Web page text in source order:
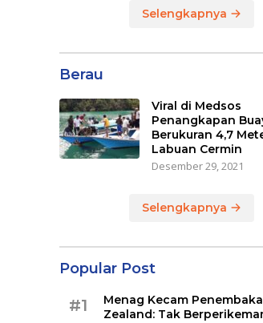
Selengkapnya
Berau
Viral di Medsos
Penangkapan
Berukuran 4,7
Labuan Cermin
Desember 29, 2021
Selengkapnya
Popular Post
#1
Menag Kecam
Zealand: Tak